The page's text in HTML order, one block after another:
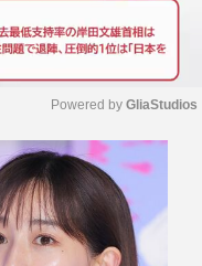
M
u
t
e
Powered by GliaStudios